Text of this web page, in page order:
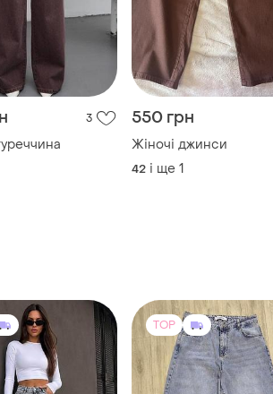
3 550 грн
Жіночі джинси
42 і ще 1
TOP